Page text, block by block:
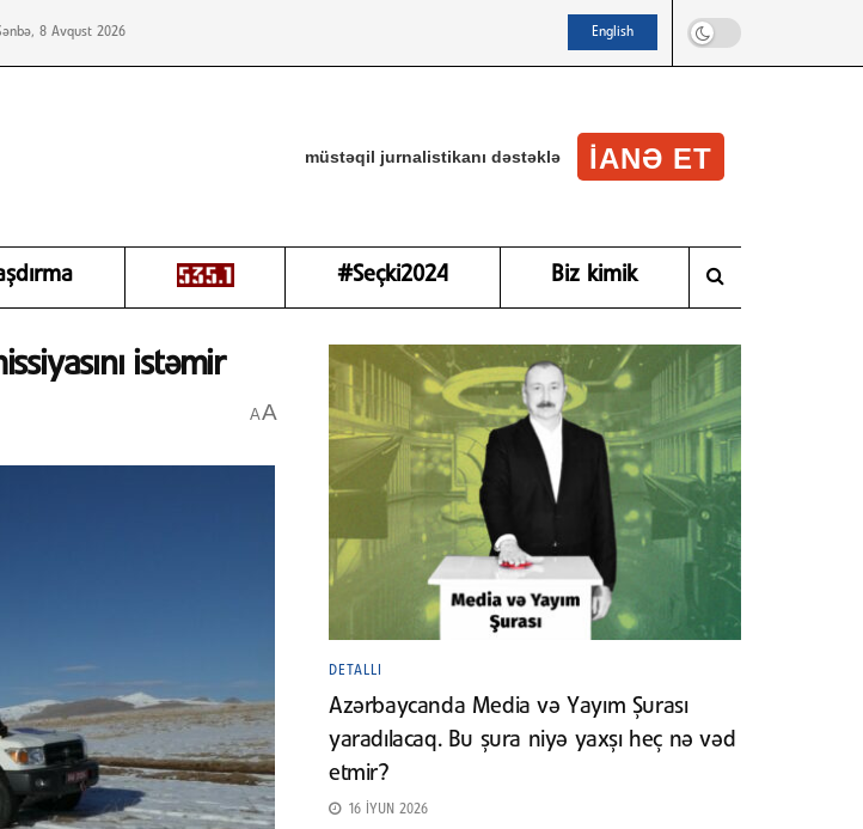
8 Avqust 2026 English
müstəqil jurnalistikanı dəstəklə IANƏ ET
#Seçki2024 Biz kimik
istəmir
AA
DETALLI
Azərbaycanda Media və Yayım Şurası
yaradılacaq. Bu şura niyə yaxşı heç nə vəd
etmir?
16 İYUN 2026